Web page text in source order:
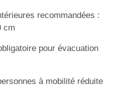
recommandées :
cm
pour évacuation
à mobilité réduite